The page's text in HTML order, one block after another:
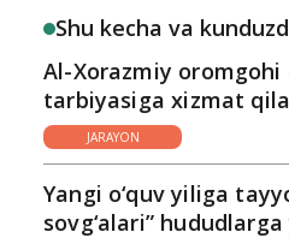
Shu kecha va
Al-Xorazmiy
tarbiyasiga xizmat
JARAYON
Yangi o‘quv yiliga
sovg‘alari”